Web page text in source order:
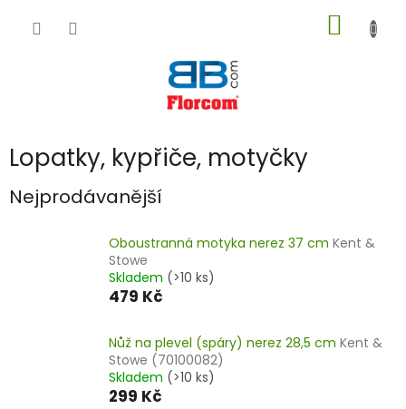
KOŠÍK
Lopatky, kypřiče, motyčky
Nejprodávanější
Oboustranná motyka nerez 37 cm Kent &
Stowe
Skladem (>10 ks)
479 Kč
Nůž na plevel (spáry) nerez 28,5 cm Kent &
Stowe (70100082)
Skladem (>10 ks)
299 Kč